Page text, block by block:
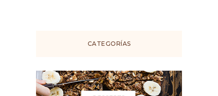
CATEGORÍAS